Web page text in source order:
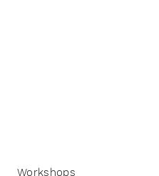
Workshops